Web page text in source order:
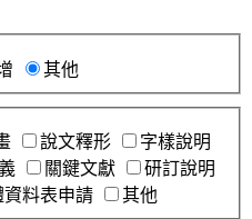
其他
說文釋形
字樣說明
關鍵文獻
研訂說明
資料表申請 其他